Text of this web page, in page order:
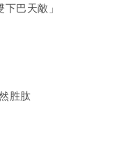
巴天敵」
胜肽